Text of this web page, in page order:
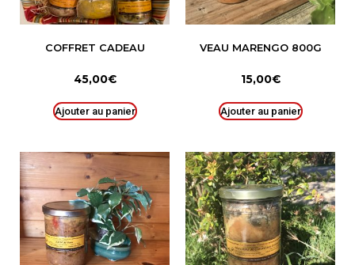
COFFRET CADEAU
45,00€
Ajouter au panier
VEAU MARENGO 800G
15,00€
Ajouter au panier